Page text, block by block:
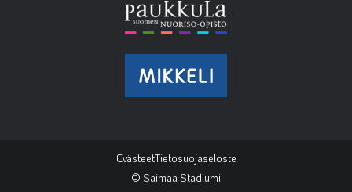
EvästeetTietosuojaseloste
© Saimaa Stadiumi